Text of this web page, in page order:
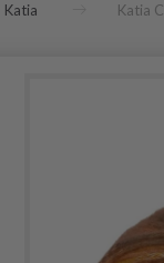
Katia Katia